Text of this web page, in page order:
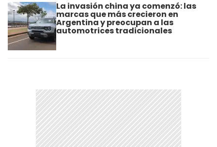
La invasión china ya comenzó: las
marcas que más crecieron en
Argentina y preocupan a las
automotrices tradicionales